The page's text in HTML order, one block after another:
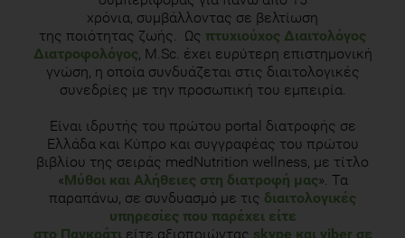
χρόνια, συμβάλλοντας σε βελτίωση
της ποιότητας ζωής. Ως πτυχιούχος Διαιτολόγος
Διατροφολόγος, M.Sc. έχει ευρύτερη επιστημονική
γνώση, η οποία συνδυάζεται στις διαιτολογικές
συνεδρίες με την προσωπική του εμπειρία.
Είναι ιδρυτής του πρώτου portal διατροφής σε
Ελλάδα και Κύπρο και συγγραφέας του πρώτου
βιβλίου της σειράς medNutrition wellness, με τίτλο
«Μύθοι και Αλήθειες στη διατροφή μας». Τα
παραπάνω, σε συνδυασμό με τις διαιτολογικές
υπηρεσίες που παρέχει είτε
στο Παγκράτι είτε αξιοποιώντας skype και viber σε